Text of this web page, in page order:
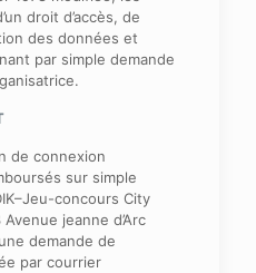
droit d’accès, de
des données et
par simple demande
de connexion
sur simple
concours City
jeanne d’Arc
demande de
par courrier